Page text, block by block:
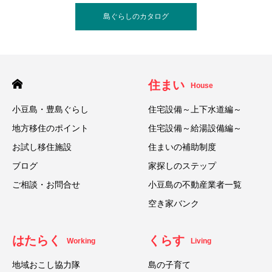
島ぐらしのカタログ
小豆島・豊島ぐらし
地方移住のポイント
お試し移住施設
ブログ
ご相談・お問合せ
住まい House
住宅設備～上下水道編～
住宅設備～給湯設備編～
住まいの補助制度
家探しのステップ
小豆島の不動産業者一覧
空き家バンク
はたらく Working
地域おこし協力隊
くらす Living
島の子育て